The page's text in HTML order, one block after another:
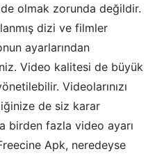
olmak zorunda değildir.
dizi ve filmler
ayarlarından
Video kalitesi de büyük
Videolarınızı
de siz karar
birden fazla video ayarı
Apk, neredeyse